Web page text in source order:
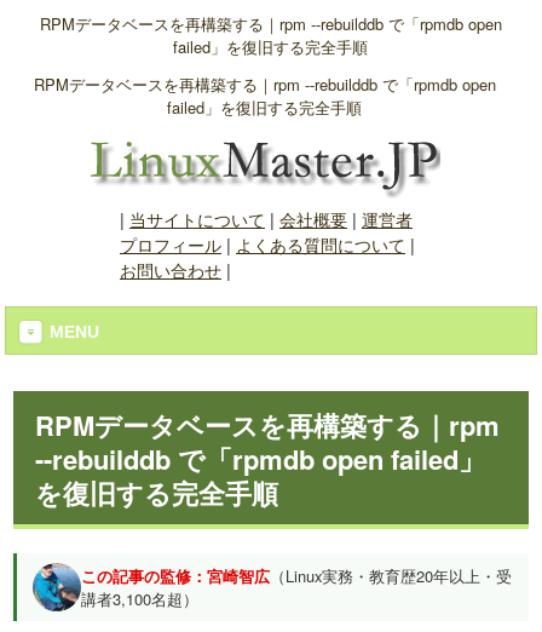
RPMデータベースを再構築する｜rpm --rebuilddb で「rpmdb open
failed」を復旧する完全手順
RPMデータベースを再構築する｜rpm --rebuilddb で「rpmdb open
failed」を復旧する完全手順
| 当サイトについて | 会社概要| 運営者
プロフィール| よくある質問について |
お問い合わせ|
MENU
RPMデータベースを再構築する｜rpm
--rebuilddb で「rpmdb open failed」
を復旧する完全手順
この記事の監修：宮崎智広 （Linux実務・教育歴20年以上・受
講者3,100名超）